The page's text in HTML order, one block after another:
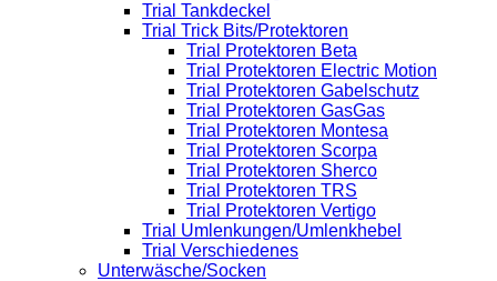
Trial Tankdeckel
Trial Trick Bits/Protektoren
Trial Protektoren Beta
Trial Protektoren Electric Motion
Trial Protektoren Gabelschutz
Trial Protektoren GasGas
Trial Protektoren Montesa
Trial Protektoren Scorpa
Trial Protektoren Sherco
Trial Protektoren TRS
Trial Protektoren Vertigo
Trial Umlenkungen/Umlenkhebel
Trial Verschiedenes
Unterwäsche/Socken